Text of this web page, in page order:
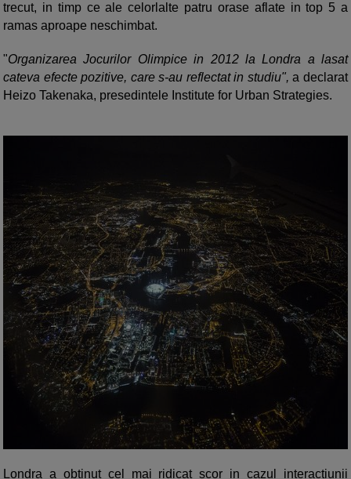
trecut, in timp ce ale celorlalte patru orase aflate in top 5 a
ramas aproape neschimbat.
"Organizarea Jocurilor Olimpice in 2012 la Londra a lasat
cateva efecte pozitive, care s-au reflectat in studiu", a declarat
Heizo Takenaka, presedintele Institute for Urban Strategies.
Londra a obtinut cel mai ridicat scor in cazul interactiunii